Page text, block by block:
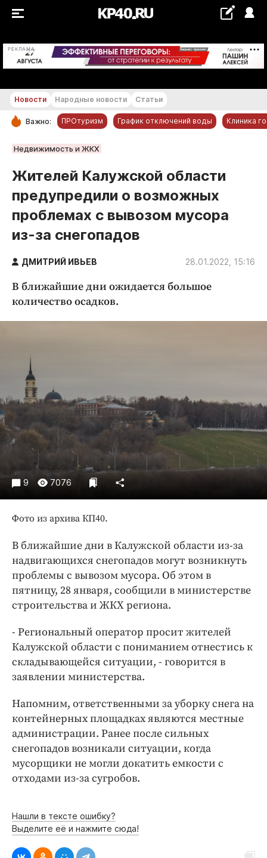
РЕКЛАМА +22...+23 °С
РУБРИКИ
Обнинск
Новости компаний
Статьи
Народные новости
Авто и транспорт
Благоустройство
Культура
Происшествия
Экономика и бизнес
ПРОЕКТЫ
Блоги
Издания
Медиаперсона
Клиника года
Бренд года
Работодатель года
Новости Народные новости Статьи
Важно: ПРОтуризм График отключений воды Клиника
Недвижимость и ЖКХ
Жителей Калужской области
предупредили о возможных
проблемах с вывозом мусора
из-за снегопадов
ДМИТРИЙ ИВЬЕВ 28.01.2022, 15:16
В ближайшие дни ожидается большое
количество осадков.
9 7076
Фото из архива КП40.
В ближайшие дни в Калужской области из-за
надвигающихся снегопадов могут возникнуть
проблемы с вывозом мусора. Об этом в
пятницу, 28 января, сообщили в министерстве
строительства и ЖКХ региона.
- Региональный оператор просит жителей
Калужской области с пониманием отнестись к
складывающейся ситуации, - говорится в
заявлении министерства.
Напомним, ответственными за уборку снега на
контейнерных площадках являются местные
администрации. Ранее после сильных
снегопадов возникали ситуации, когда
мусорщики не могли докатить емкости с
отходами из-за сугробов.
Нашли в тексте ошибку?
Выделите её и нажмите сюда!